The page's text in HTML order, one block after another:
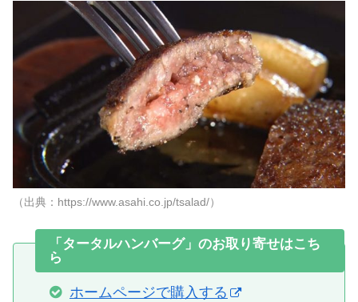
（出典：https://www.asahi.co.jp/tsalad/）
「タータルハンバーグ」のお取り寄せはこち
ら
ホームページで購入する